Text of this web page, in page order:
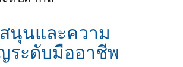
นุนและความ
ระดับมืออาชีพ